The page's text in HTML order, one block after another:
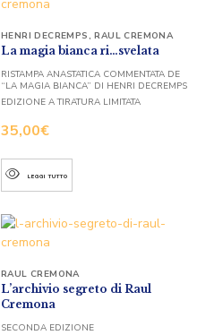
La magia bianca ri…svelata
35,00€
HENRI DECREMPS,RAUL CREMONA
RISTAMPA ANASTATICA COMMENTATA DE
“LA MAGIA BIANCA” DI HENRI DECREMPS
EDIZIONE A TIRATURA LIMITATA
LEGGI TUTTO
L’archivio segreto di Raul
Cremona
RAUL CREMONA
SECONDA EDIZIONE